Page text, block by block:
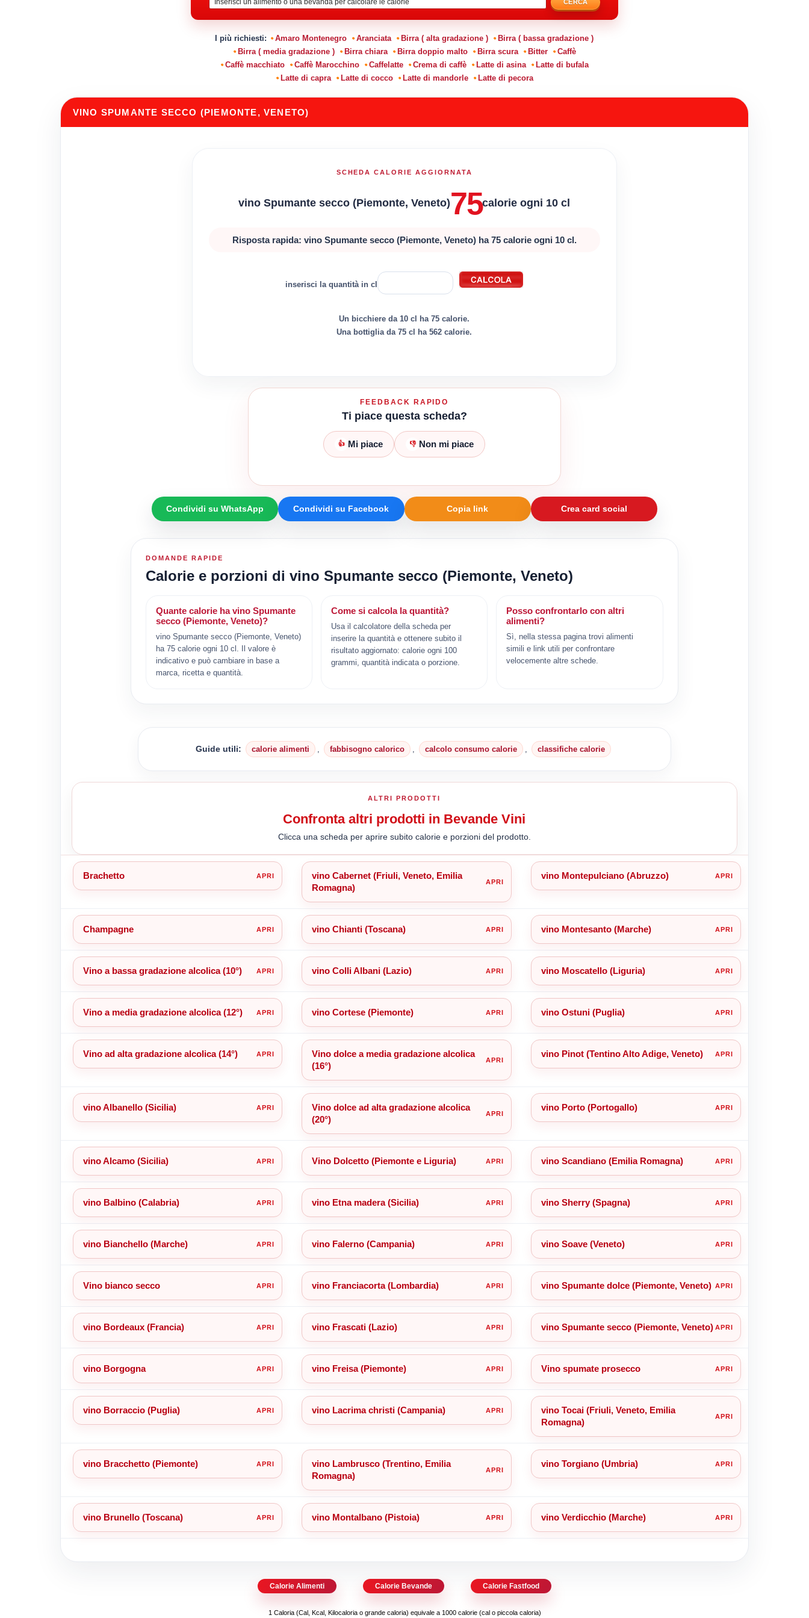
CERCA
I più richiesti: Amaro Montenegro Aranciata Birra ( alta gradazione )
Birra ( bassa gradazione )
Birra ( media gradazione )
Birra chiara Birra doppio malto Birra scura Bitter
Caffè
Caffè macchiato
Caffè Marocchino Caffelatte Crema di caffè Latte di asina
Latte di bufala
Latte di capra
Latte di cocco Latte di mandorle Latte di pecora
VINO SPUMANTE SECCO (PIEMONTE, VENETO)
SCHEDA CALORIE AGGIORNATA
vino Spumante secco (Piemonte, Veneto)75calorie ogni 10 cl
Risposta rapida: vino Spumante secco (Piemonte, Veneto) ha 75 calorie ogni 10 cl.
inserisci la quantità in cl
Un bicchiere da 10 cl ha 75 calorie.
Una bottiglia da 75 cl ha 562 calorie.
FEEDBACK RAPIDO
Ti piace questa scheda?
👍 Mi piace 👎 Non mi piace
Condividi su WhatsApp Condividi su Facebook Copia link Crea card social
DOMANDE RAPIDE
Calorie e porzioni di vino Spumante secco (Piemonte, Veneto)
Quante calorie ha vino Spumante
secco (Piemonte, Veneto)?
vino Spumante secco (Piemonte, Veneto)
ha 75 calorie ogni 10 cl. Il valore è
indicativo e può cambiare in base a
marca, ricetta e quantità.
Come si calcola la quantità?
Usa il calcolatore della scheda per
inserire la quantità e ottenere subito il
risultato aggiornato: calorie ogni 100
grammi, quantità indicata o porzione.
Posso confrontarlo con altri
alimenti?
Sì, nella stessa pagina trovi alimenti
simili e link utili per confrontare
velocemente altre schede.
Guide utili: calorie alimenti fabbisogno calorico calcolo consumo calorie classifiche calorie
ALTRI PRODOTTI
Confronta altri prodotti in Bevande Vini
Clicca una scheda per aprire subito calorie e porzioni del prodotto.
Brachetto
vino Cabernet (Friuli, Veneto, Emilia
Romagna)
vino Montepulciano (Abruzzo)
Champagne vino Chianti (Toscana) vino Montesanto (Marche)
Vino a bassa gradazione alcolica (10°) vino Colli Albani (Lazio) vino Moscatello (Liguria)
Vino a media gradazione alcolica (12°) vino Cortese (Piemonte) vino Ostuni (Puglia)
Vino ad alta gradazione alcolica (14°)
Vino dolce a media gradazione alcolica
(16°)
vino Pinot (Tentino Alto Adige, Veneto)
vino Albanello (Sicilia)
Vino dolce ad alta gradazione alcolica
(20°)
vino Porto (Portogallo)
vino Alcamo (Sicilia) Vino Dolcetto (Piemonte e Liguria) vino Scandiano (Emilia Romagna)
vino Balbino (Calabria) vino Etna madera (Sicilia) vino Sherry (Spagna)
vino Bianchello (Marche) vino Falerno (Campania) vino Soave (Veneto)
Vino bianco secco vino Franciacorta (Lombardia) vino Spumante dolce (Piemonte, Veneto)
vino Bordeaux (Francia) vino Frascati (Lazio) vino Spumante secco (Piemonte, Veneto)
vino Borgogna vino Freisa (Piemonte) Vino spumate prosecco
vino Borraccio (Puglia) vino Lacrima christi (Campania)
vino Tocai (Friuli, Veneto, Emilia
Romagna)
vino Bracchetto (Piemonte)
vino Lambrusco (Trentino, Emilia
Romagna)
vino Torgiano (Umbria)
vino Brunello (Toscana) vino Montalbano (Pistoia) vino Verdicchio (Marche)
Calorie Alimenti Calorie Bevande Calorie Fastfood
1 Caloria (Cal, Kcal, Kilocaloria o grande caloria) equivale a 1000 calorie (cal o piccola caloria)